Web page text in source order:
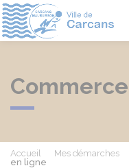
Accueil Mes démarches
en ligne